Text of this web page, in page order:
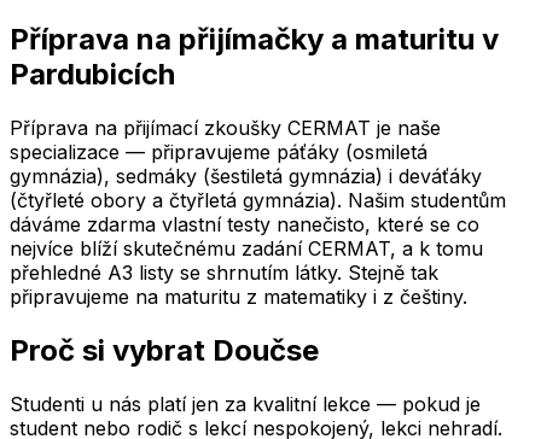
Příprava na přijímačky a maturitu v
Pardubicích
Příprava na přijímací zkoušky CERMAT je naše
specializace — připravujeme páťáky (osmiletá
gymnázia), sedmáky (šestiletá gymnázia) i deváťáky
(čtyřleté obory a čtyřletá gymnázia). Našim studentům
dáváme zdarma vlastní testy nanečisto, které se co
nejvíce blíží skutečnému zadání CERMAT, a k tomu
přehledné A3 listy se shrnutím látky. Stejně tak
připravujeme na maturitu z matematiky i z češtiny.
Proč si vybrat Doučse
Studenti u nás platí jen za kvalitní lekce — pokud je
student nebo rodič s lekcí nespokojený, lekci nehradí.